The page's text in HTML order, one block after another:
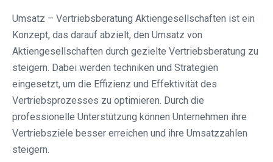
Umsatz – Vertriebsberatung Aktiengesellschaften ist ein
Konzept, das darauf abzielt, den Umsatz von
Aktiengesellschaften durch gezielte Vertriebsberatung zu
steigern. Dabei werden techniken und Strategien
eingesetzt, um die Effizienz und Effektivität des
Vertriebsprozesses zu optimieren. Durch die
professionelle Unterstützung können Unternehmen ihre
Vertriebsziele besser erreichen und ihre Umsatzzahlen
steigern.